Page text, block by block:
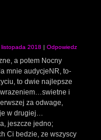
listopada 2018 Odpowiedz
a potem Nocny
mnie audycjeNR, to-
to dwie najlepsze
i
za odwage,
w drugiej…
jeszcze jedno;
Ci bedzie, ze wszyscy